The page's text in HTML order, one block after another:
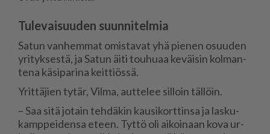
Tulevaisuuden suunnitelmia
Sa­tun van­hem­mat omis­ta­vat yhä pie­nen osuu­den
yri­tyk­ses­tä, ja Sa­tun äi­ti tou­hu­aa ke­väi­sin kol­man­
te­na kä­si­pa­ri­na keit­ti­ös­sä.
Yrit­tä­jien ty­tär, Vil­ma, aut­te­lee sil­loin täl­löin.
– Saa sitä jo­tain teh­dä­kin kau­si­kort­tin­sa ja las­ku­
kamp­pei­den­sa eteen. Tyt­tö oli ai­koi­naan kova ur­